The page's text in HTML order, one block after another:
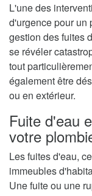
L'une des
d'urgence pour un
gestion des fuites
se révéler
tout
également être
ou en extérieur.
Fuite d'eau
votre
Les fuites d'eau,
immeubles
Une fuite ou une